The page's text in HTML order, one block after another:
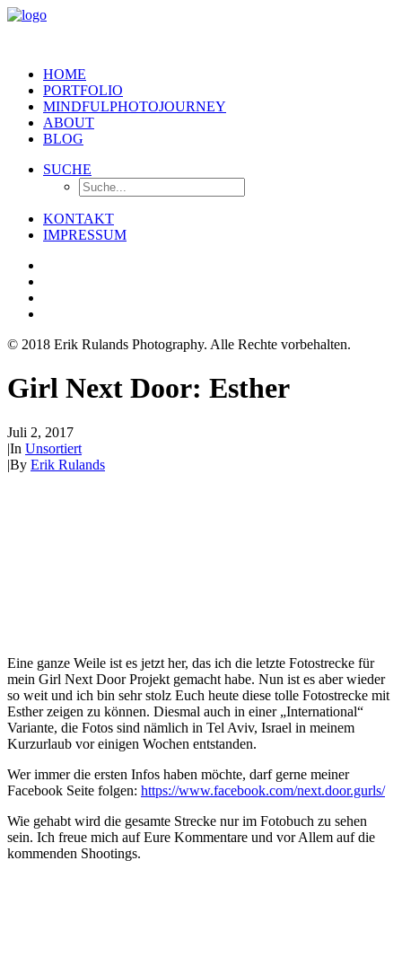
HOME
PORTFOLIO
MINDFULPHOTOJOURNEY
ABOUT
BLOG
SUCHE
KONTAKT
IMPRESSUM
© 2018 Erik Rulands Photography. Alle Rechte vorbehalten.
Girl Next Door: Esther
Juli 2, 2017
|In Unsortiert
|By Erik Rulands
Eine ganze Weile ist es jetzt her, das ich die letzte Fotostrecke für
mein Girl Next Door Projekt gemacht habe. Nun ist es aber wieder
so weit und ich bin sehr stolz Euch heute diese tolle Fotostrecke mit
Esther zeigen zu können. Diesmal auch in einer „International“
Variante, die Fotos sind nämlich in Tel Aviv, Israel in meinem
Kurzurlaub vor einigen Wochen entstanden.
Wer immer die ersten Infos haben möchte, darf gerne meiner
Facebook Seite folgen: https://www.facebook.com/next.door.gurls/
Wie gehabt wird die gesamte Strecke nur im Fotobuch zu sehen
sein. Ich freue mich auf Eure Kommentare und vor Allem auf die
kommenden Shootings.